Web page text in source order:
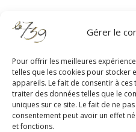
Gérer le
Pour offrir les meilleures
telles que les cookies pour stocker
appareils. Le fait de consentir à
traiter des données telles que le
uniques sur ce site. Le fait de ne
consentement peut avoir un effet
et fonctions.